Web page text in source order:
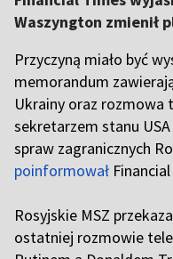
Waszyngton zmienił
Przyczyną miało być
memorandum
Ukrainy oraz rozmowa
sekretarzem stanu
spraw zagranicznych
poinformował
Rosyjskie MSZ
ostatniej rozmowie